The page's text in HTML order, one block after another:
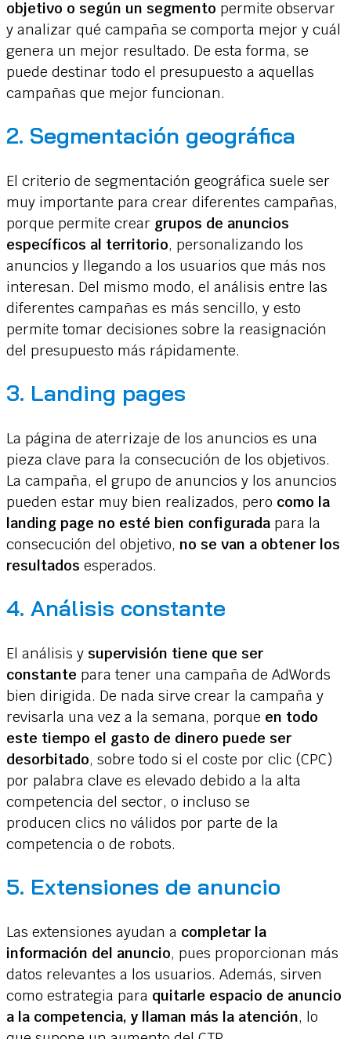
objetivo o según un segmento permite observar
y analizar qué campaña se comporta mejor y cuál
genera un mejor resultado. De esta forma, se
puede destinar todo el presupuesto a aquellas
campañas que mejor funcionan.
2. Segmentación geográfica
El criterio de segmentación geográfica suele ser
muy importante para crear diferentes campañas,
porque permite crear grupos de anuncios
específicos al territorio, personalizando los
anuncios y llegando a los usuarios que más nos
interesan. Del mismo modo, el análisis entre las
diferentes campañas es más sencillo, y esto
permite tomar decisiones sobre la reasignación
del presupuesto más rápidamente.
3. Landing pages
La página de aterrizaje de los anuncios es una
pieza clave para la consecución de los objetivos.
La campaña, el grupo de anuncios y los anuncios
pueden estar muy bien realizados, pero como la
landing page no esté bien configurada para la
consecución del objetivo, no se van a obtener los
resultados esperados.
4. Análisis constante
El análisis y supervisión tiene que ser
constante para tener una campaña de AdWords
bien dirigida. De nada sirve crear la campaña y
revisarla una vez a la semana, porque en todo
este tiempo el gasto de dinero puede ser
desorbitado, sobre todo si el coste por clic (CPC)
por palabra clave es elevado debido a la alta
competencia del sector, o incluso se
producen clics no válidos por parte de la
competencia o de robots.
5. Extensiones de anuncio
Las extensiones ayudan a completar la
información del anuncio, pues proporcionan más
datos relevantes a los usuarios. Además, sirven
como estrategia para quitarle espacio de anuncio
a la competencia, y llaman más la atención, lo